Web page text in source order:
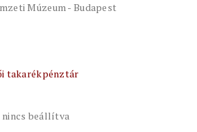
Múzeum - Budapest
takarékpénztár
nincs beállítva